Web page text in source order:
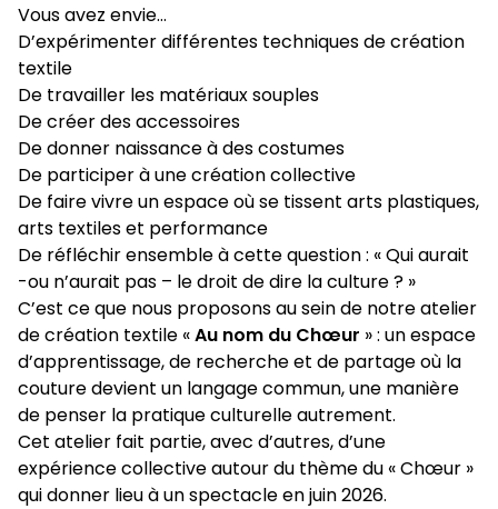
Vous avez envie…
D’expérimenter différentes techniques de création
textile
De travailler les matériaux souples
De créer des accessoires
De donner naissance à des costumes
De participer à une création collective
De faire vivre un espace où se tissent arts plastiques,
arts textiles et performance
De réfléchir ensemble à cette question : « Qui aurait
-ou n’aurait pas – le droit de dire la culture ? »
C’est ce que nous proposons au sein de notre atelier
de création textile «Au nom du Chœur » : un espace
d’apprentissage, de recherche et de partage où la
couture devient un langage commun, une manière
de penser la pratique culturelle autrement.
Cet atelier fait partie, avec d’autres, d’une
expérience collective autour du thème du « Chœur »
qui donner lieu à un spectacle en juin 2026.